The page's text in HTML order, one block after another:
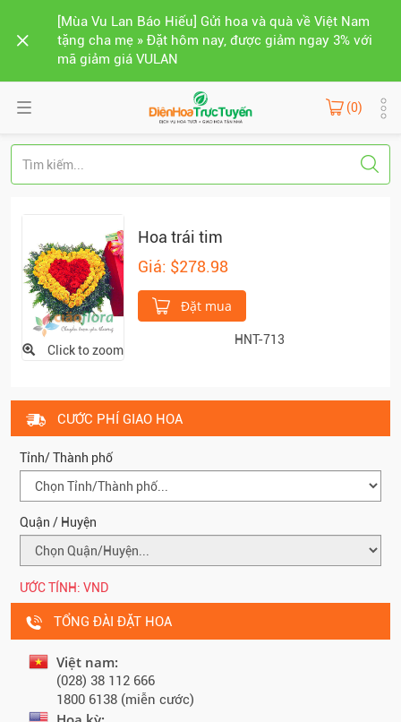
[Mùa Vu Lan Báo Hiếu] Gửi hoa và quà về Việt Nam
tặng cha mẹ » Đặt hôm nay, được giảm ngay 3% với
mã giảm giá VULAN
(0)
Click to zoom
Hoa trái tim
Giá: $278.98
Đặt mua
HNT-713
CƯỚC PHÍ GIAO HOA
Tỉnh/ Thành phố
Quận / Huyện
ƯỚC TÍNH: VND
TỔNG ĐÀI ĐẶT HOA
Việt nam:
(028) 38 112 666
1800 6138 (miễn cước)